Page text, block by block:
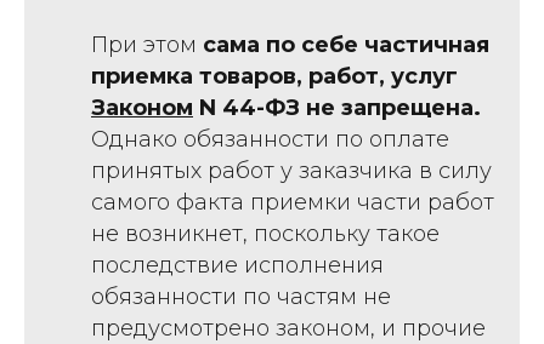
При этом сама по себе частичная
приемка товаров, работ, услуг
Законом N 44-ФЗ не запрещена.
Однако обязанности по оплате
принятых работ у заказчика в силу
самого факта приемки части работ
не возникнет, поскольку такое
последствие исполнения
обязанности по частям не
предусмотрено законом, и прочие